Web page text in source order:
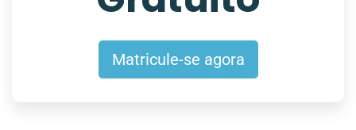
Matricule-se agora